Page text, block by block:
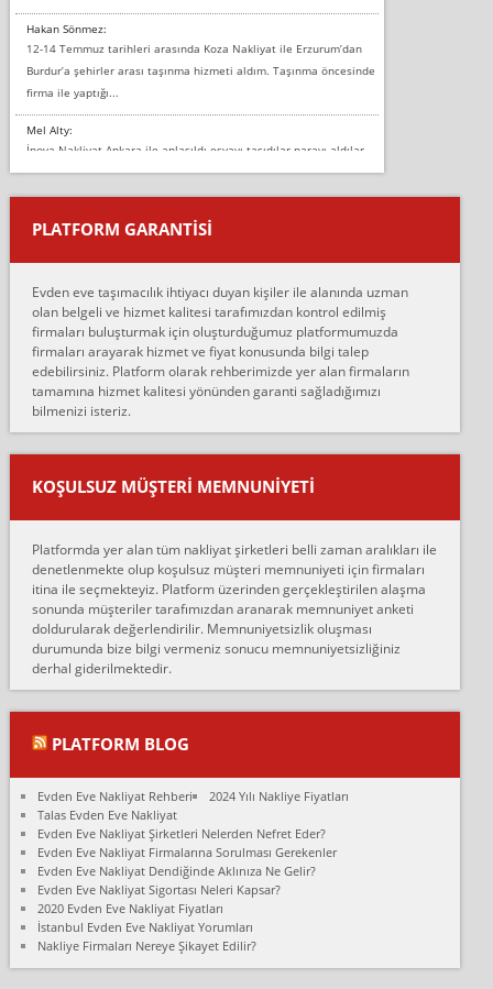
Hakan Sönmez:
12-14 Temmuz tarihleri arasında Koza Nakliyat ile Erzurum’dan
Burdur’a şehirler arası taşınma hizmeti aldım. Taşınma öncesinde
firma ile yaptığı...
Mel Alty:
İnova Nakliyat Ankara ile anlaşıldı eşyayı taşıdılar parayı aldılar.
Salon duvarına bir baktım birisi boydan alüminyum renkli bantı
yapıştırm...
Murat:
çalıştıklarını, müş...
Ahmet:
Lüleburgaz güngünes evden eve naklyat eşyalarımı taşımak için
anlaştık sabah eve geldiklerinde de eşyalarımı düzgün şekilde
sarcaz demelerine r...
mehmet güldü:
Ankara ALİCANLAR NAKLİYAT Tutarsız ve ticari ahlak problemleri
var verdikleri fiyat teklifini arttırdılar. Sonrasında taşıma gününde
oldukça tutarsı...
Ankara Alicanlar naklyat tel 5465524025. 2600 TL'ye ankaradan
Konya ya Alicanlar naklyat la anlaştık bu şahıs evin taşınacağı gün
fiyatın mazoto gele...
Fatih kokmese:
Diyarbakır dan eşyamı getirtmek için anlaştım sözleşme yaptım.
Son anda fiyat artırdılar.. mecburiyetten tasittim.. bu kişiler ağrılı
Ali:
olduk. Asansörlü dediler sonra uraya asansör kurulmaz dediler
fark istediler. ortada asa...
Nimet:
Ben 2021 Ağustos ilk haftası Evimi taşıdım yani İstanbul'un bir
Mahallesi'nden bir başka Mahallesi'ne yani Ümraniye bölgesinde
oturuyorum önceleri ara...
Nimet Köse:
Merhaba ben 2021 Ağustos ilk haftası evimi Ümraniye'den Çok
PLATFORM GARANTİSİ
Evden eve taşımacılık ihtiyacı duyan kişiler ile alanında uzman
olan belgeli ve hizmet kalitesi tarafımızdan kontrol edilmiş
firmaları buluşturmak için oluşturduğumuz platformumuzda
firmaları arayarak hizmet ve fiyat konusunda bilgi talep
edebilirsiniz. Platform olarak rehberimizde yer alan firmaların
tamamına hizmet kalitesi yönünden garanti sağladığımızı
bilmenizi isteriz.
KOŞULSUZ MÜŞTERI MEMNUNIYETI
Platformda yer alan tüm nakliyat şirketleri belli zaman aralıkları ile
denetlenmekte olup koşulsuz müşteri memnuniyeti için firmaları
itina ile seçmekteyiz. Platform üzerinden gerçekleştirilen alaşma
sonunda müşteriler tarafımızdan aranarak memnuniyet anketi
doldurularak değerlendirilir. Memnuniyetsizlik oluşması
durumunda bize bilgi vermeniz sonucu memnuniyetsizliğiniz
derhal giderilmektedir.
PLATFORM BLOG
Evden Eve Nakliyat Rehberi
2024 Yılı Nakliye Fiyatları
Talas Evden Eve Nakliyat
Evden Eve Nakliyat Şirketleri Nelerden Nefret Eder?
Evden Eve Nakliyat Firmalarına Sorulması Gerekenler
Evden Eve Nakliyat Dendiğinde Aklınıza Ne Gelir?
Evden Eve Nakliyat Sigortası Neleri Kapsar?
2020 Evden Eve Nakliyat Fiyatları
İstanbul Evden Eve Nakliyat Yorumları
Nakliye Firmaları Nereye Şikayet Edilir?